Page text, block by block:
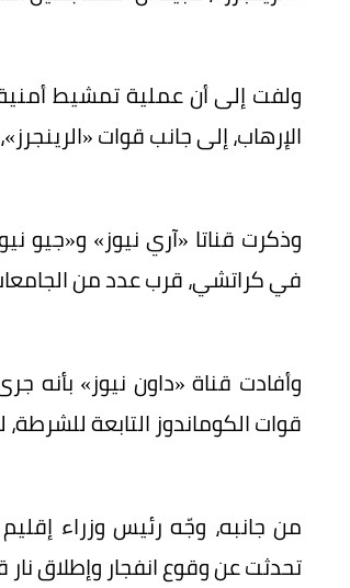
ولفت إلى أن عملية تمشيط
الإرهاب، إلى جانب قوات
وذكرت قناتا «آري نيوز» و«جيو
في كراتشي، قرب عدد من الجامعات
وأفادت قناة «داون نيوز» بأنه
قوات الكوماندوز التابعة
من جانبه، وجّه رئيس وزراء
تحدثت عن وقوع انفجار وإطلاق